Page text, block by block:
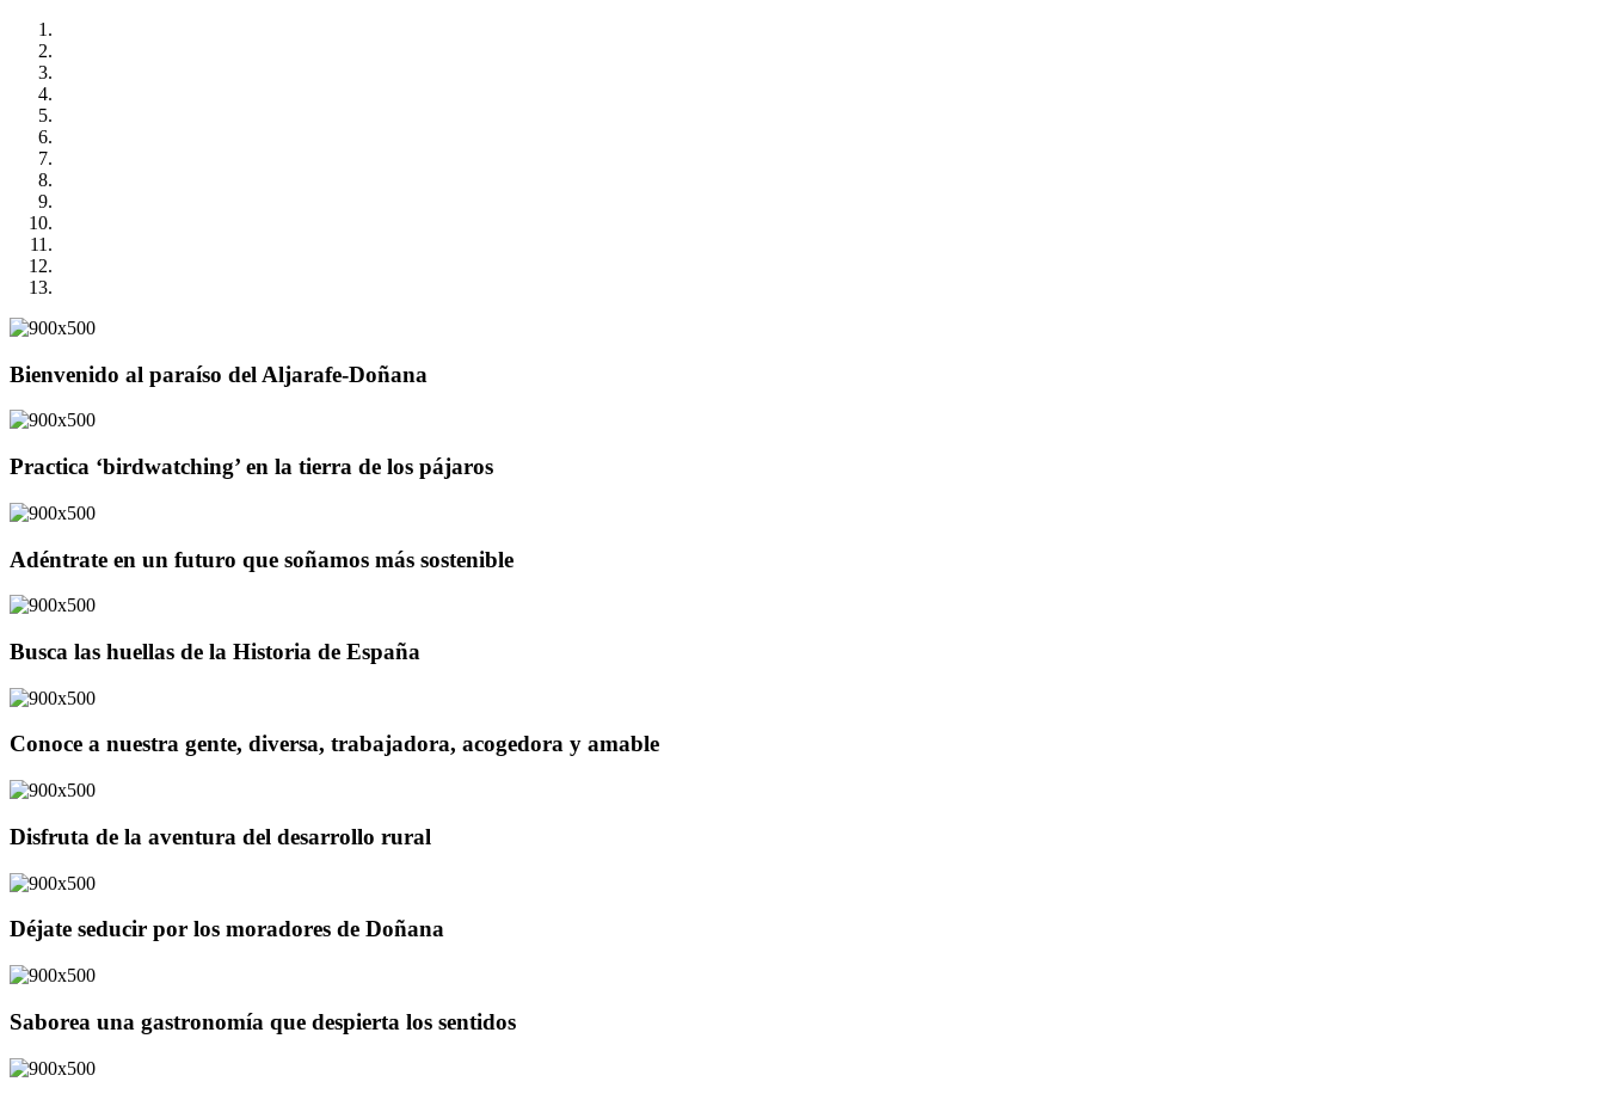
Bienvenido al paraíso del Aljarafe-Doñana
Practica ‘birdwatching’ en la tierra de los pájaros
Adéntrate en un futuro que soñamos más sostenible
Busca las huellas de la Historia de España
Conoce a nuestra gente, diversa, trabajadora, acogedora y amable
Disfruta de la aventura del desarrollo rural
Déjate seducir por los moradores de Doñana
Saborea una gastronomía que despierta los sentidos